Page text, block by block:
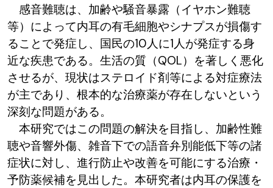
感音難聴は、加齢や騒音暴露（イヤホン難聴
等）によって内耳の有毛細胞やシナプスが損傷す
ることで発症し、国民の10人に1人が発症する身
近な疾患である。生活の質（QOL）を著しく悪化
させるが、現状はステロイド剤等による対症療法
が主であり、根本的な治療薬が存在しないという
深刻な問題がある。
本研究ではこの問題の解決を目指し、加齢性難
聴や音響外傷、雑音下での語音弁別能低下等の諸
症状に対し、進行防止や改善を可能にする治療・
予防薬候補を見出した。本研究者は内耳の保護を